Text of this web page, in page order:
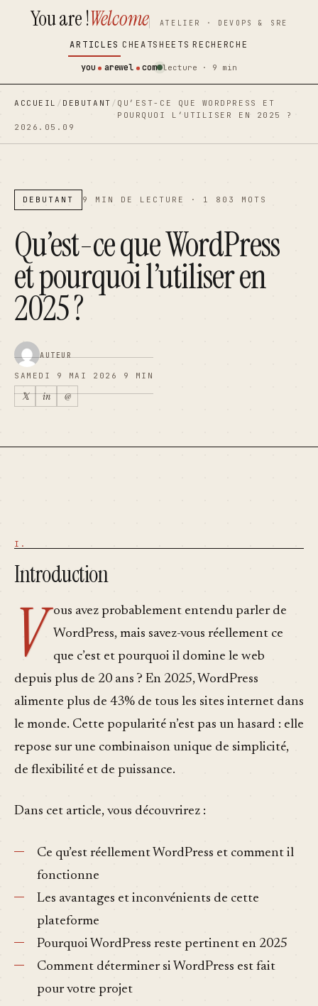
contenu
principal
contenu
principal
You are !Welcome ATELIER · DEVOPS & SRE
ARTICLES CHEATSHEETS RECHERCHE
you
arewel com lecture · 9 min
ACCUEIL / DEBUTANT / QU’EST-CE QUE WORDPRESS ET
POURQUOI L’UTILISER EN 2025 ?
2026.05.09
DEBUTANT 9 MIN DE LECTURE · 1 803 MOTS
Qu’est-ce que WordPress
et pourquoi l’utiliser en
2025 ?
AUTEUR
SAMEDI 9 MAI 2026 9 MIN
𝕏 in @
Introduction
V ous avez probablement entendu parler de
WordPress, mais savez-vous réellement ce
que c’est et pourquoi il domine le web
depuis plus de 20 ans ? En 2025, WordPress
alimente plus de 43% de tous les sites internet dans
le monde. Cette popularité n’est pas un hasard : elle
repose sur une combinaison unique de simplicité,
de flexibilité et de puissance.
Dans cet article, vous découvrirez :
Ce qu’est réellement WordPress et comment il
fonctionne
Les avantages et inconvénients de cette
plateforme
Pourquoi WordPress reste pertinent en 2025
Comment déterminer si WordPress est fait
pour votre projet